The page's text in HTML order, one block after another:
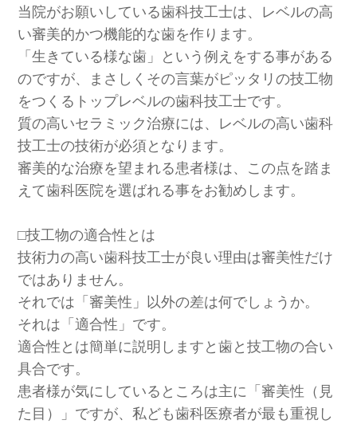
当院がお願いしている歯科技工士は、レベルの高
い審美的かつ機能的な歯を作ります。
「生きている様な歯」という例えをする事がある
のですが、まさしくその言葉がピッタリの技工物
をつくるトップレベルの歯科技工士です。
質の高いセラミック治療には、レベルの高い歯科
技工士の技術が必須となります。
審美的な治療を望まれる患者様は、この点を踏ま
えて歯科医院を選ばれる事をお勧めします。
⬜︎技工物の適合性とは
技術力の高い歯科技工士が良い理由は審美性だけ
ではありません。
それでは「審美性」以外の差は何でしょうか。
それは「適合性」です。
適合性とは簡単に説明しますと歯と技工物の合い
具合です。
患者様が気にしているところは主に「審美性（見
た目）」ですが、私ども歯科医療者が最も重視し